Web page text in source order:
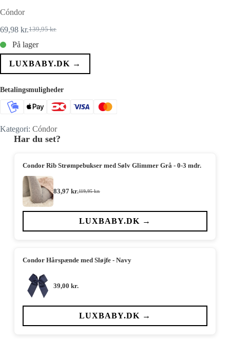
Cóndor
139,95kr.
Den
oprindelige
pris
var:
69,98 kr.Den
aktuelle
pris
er:
På lager
LUXBABY.DK →
Betalingsmuligheder
Kategori: Cóndor
Har du set?
Condor Rib Strømpebukser med Sølv Glimmer Grå - 0-3 mdr.
119,95kr.
Den
pris
var:
83,97 kr.Den
pris
er:
LUXBABY.DK →
Condor Hårspænde med Sløjfe - Navy
39,00 kr.
LUXBABY.DK →